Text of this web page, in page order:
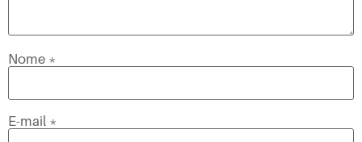
Nome *
E-mail *